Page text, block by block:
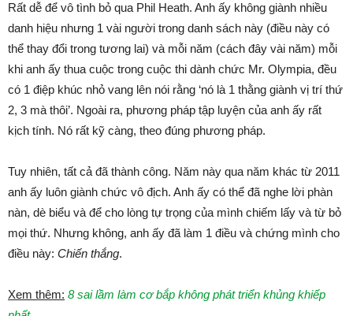
Rất dễ để vô tình bỏ qua Phil Heath. Anh ấy không giành nhiều
danh hiệu nhưng 1 vài người trong danh sách này (điều này có
thể thay đổi trong tương lai) và mỗi năm (cách đây vài năm) mỗi
khi anh ấy thua cuộc trong cuộc thi dành chức Mr. Olympia, đều
có 1 điệp khúc nhỏ vang lên nói rằng ‘nó là 1 thằng giành vị trí thứ
2, 3 mà thôi’. Ngoài ra, phương pháp tập luyện của anh ấy rất
kịch tính. Nó rất kỹ càng, theo đúng phương pháp.
Tuy nhiên, tất cả đã thành công. Năm này qua năm khác từ 2011
anh ấy luôn giành chức vô địch. Anh ấy có thể đã nghe lời phàn
nàn, dè biểu và để cho lòng tự trọng của mình chiếm lấy và từ bỏ
mọi thứ. Nhưng không, anh ấy đã làm 1 điều và chứng mình cho
điều này: Chiến thắng.
Xem thêm: 8 sai lầm làm cơ bắp không phát triển khủng khiếp